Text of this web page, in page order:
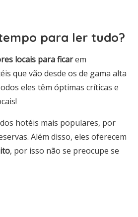
para ler tudo?
locais para ficarem
que vão desde os de gama alta
eles têm óptimas críticas e
hotéis mais populares, por
Além disso, eles oferecem
, por isso não se preocupe se